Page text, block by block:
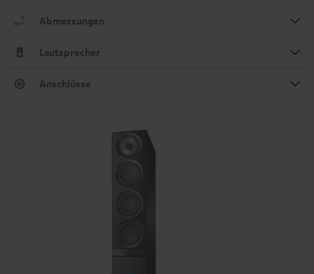
Abmessungen
Lautsprecher
Anschlüsse